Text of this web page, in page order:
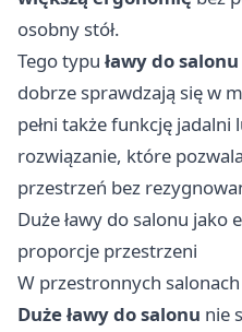
osobny stół.
Tego typu ławy do
dobrze sprawdzają się w
pełni także funkcję
rozwiązanie, które
przestrzeń bez
Duże ławy do salonu
proporcje przestrzeni
W przestronnych
Duże ławy do salonu nie